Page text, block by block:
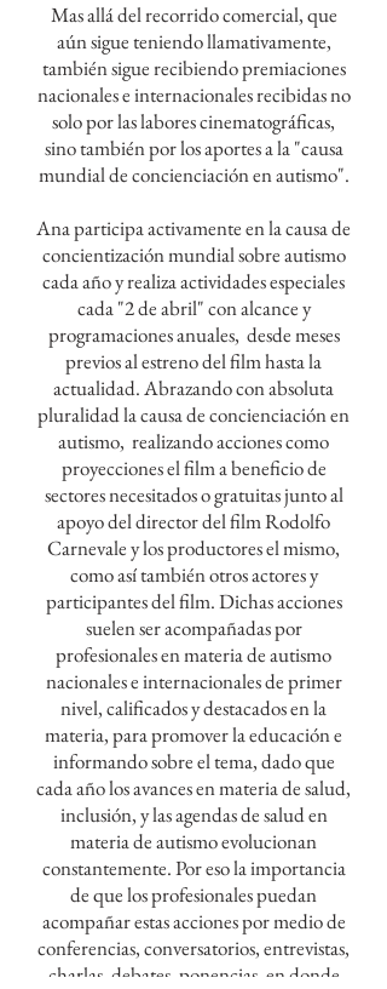
Mas allá del recorrido comercial, que
aún sigue teniendo llamativamente,
también sigue recibiendo premiaciones
nacionales e internacionales recibidas no
solo por las labores cinematográficas,
sino también por los aportes a la "causa
mundial de concienciación en autismo".
Ana participa activamente en la causa de
concientización mundial sobre autismo
cada año y realiza actividades especiales
cada "2 de abril" con alcance y
programaciones anuales, desde meses
previos al estreno del film hasta la
actualidad. Abrazando con absoluta
pluralidad la causa de concienciación en
autismo, realizando acciones como
proyecciones el film a beneficio de
sectores necesitados o gratuitas junto al
apoyo del director del film Rodolfo
Carnevale y los productores el mismo,
como así también otros actores y
participantes del film. Dichas acciones
suelen ser acompañadas por
profesionales en materia de autismo
nacionales e internacionales de primer
nivel, calificados y destacados en la
materia, para promover la educación e
informando sobre el tema, dado que
cada año los avances en materia de salud,
inclusión, y las agendas de salud en
materia de autismo evolucionan
constantemente. Por eso la importancia
de que los profesionales puedan
acompañar estas acciones por medio de
conferencias, conversatorios, entrevistas,
charlas, debates, ponencias, en donde